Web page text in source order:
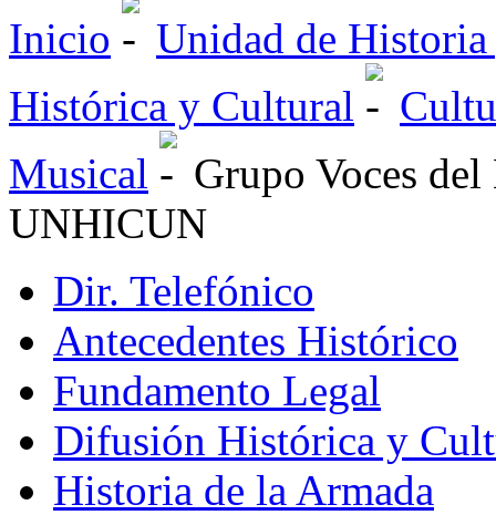
Inicio
Unidad de
Histórica y Cultural
Musical
Grupo Voces
UNHICUN
Dir. Telefónico
Antecedentes Histórico
Fundamento Legal
Difusión Histórica y
Historia de la Armada